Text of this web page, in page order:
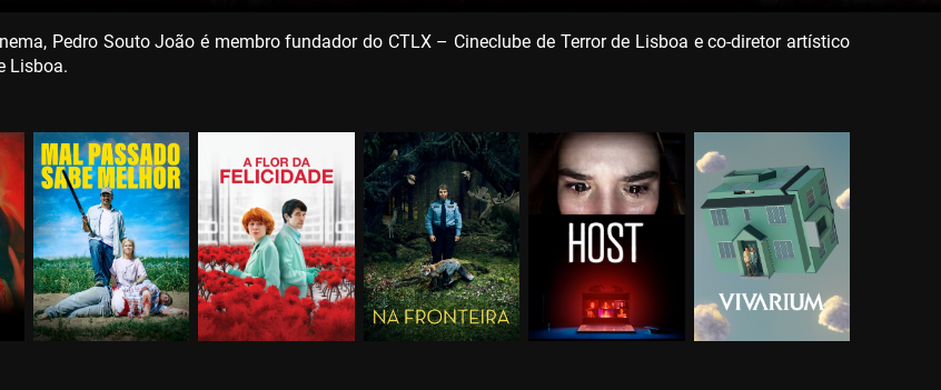
Pedro Souto João é membro fundador do CTLX – Cineclube de Terror de Lisboa e co-diretor artístico
Lisboa.